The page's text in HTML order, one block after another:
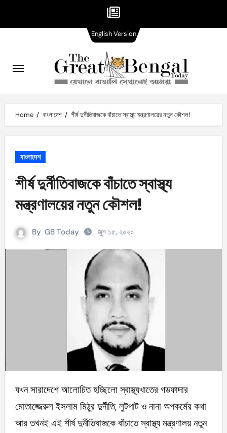
content
Home বাংলাদেশ শীর্ষ দুর্নীতিবাজকে বাঁচাতে স্বাস্থ্য মন্ত্রণালয়ের নতুন কৌশল!
বাংলাদেশ
শীর্ষ দুর্নীতিবাজকে বাঁচাতে স্বাস্থ্য
মন্ত্রণালয়ের নতুন কৌশল!
By GB Today জুন ১৫, ২০২০
যখন সারাদেশে আলোচিত হচ্ছিলো স্বাস্থ্যখাতের গডফাদার
মোতাজ্জেরুল ইসলাম মিঠুর দুর্নীতি, লুটপাট ও নানা অপকর্মের কথা
আর তখনই এই শীর্ষ দুর্নীতিবাজকে বাঁচাতে স্বাস্থ্য মন্ত্রণালয় নতুন
English VersionVersion